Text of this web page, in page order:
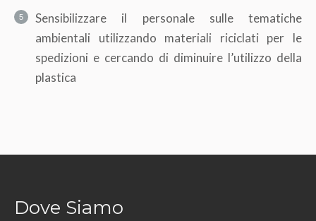
Sensibilizzare il personale sulle tematiche
ambientali utilizzando materiali riciclati per le
spedizioni e cercando di diminuire l’utilizzo della
plastica
Dove Siamo